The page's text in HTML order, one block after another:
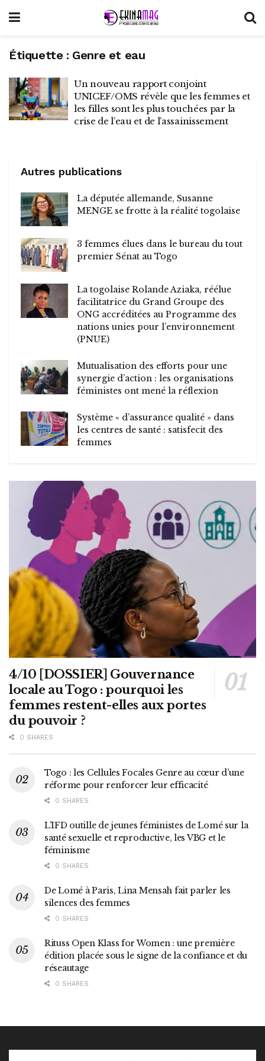
Étiquette : Genre et eau
Un nouveau rapport conjoint
UNICEF/OMS révèle que les femmes et
les filles sont les plus touchées par la
crise de l’eau et de l’assainissement
Autres publications
La députée allemande, Susanne
MENGE se frotte à la réalité togolaise
3 femmes élues dans le bureau du tout
premier Sénat au Togo
La togolaise Rolande Aziaka, réélue
facilitatrice du Grand Groupe des
ONG accréditées au Programme des
nations unies pour l’environnement
(PNUE)
Mutualisation des efforts pour une
synergie d’action : les organisations
féministes ont mené la réflexion
Système « d’assurance qualité » dans
les centres de santé : satisfecit des
femmes
4/10 [DOSSIER] Gouvernance
locale au Togo : pourquoi les
femmes restent-elles aux portes
du pouvoir ?
0 SHARES
Togo : les Cellules Focales Genre au cœur d’une
réforme pour renforcer leur efficacité
0 SHARES
L’IFD outille de jeunes féministes de Lomé sur la
santé sexuelle et reproductive, les VBG et le
féminisme
0 SHARES
De Lomé à Paris, Lina Mensah fait parler les
silences des femmes
0 SHARES
Rituss Open Klass for Women : une première
édition placée sous le signe de la confiance et du
réseautage
0 SHARES